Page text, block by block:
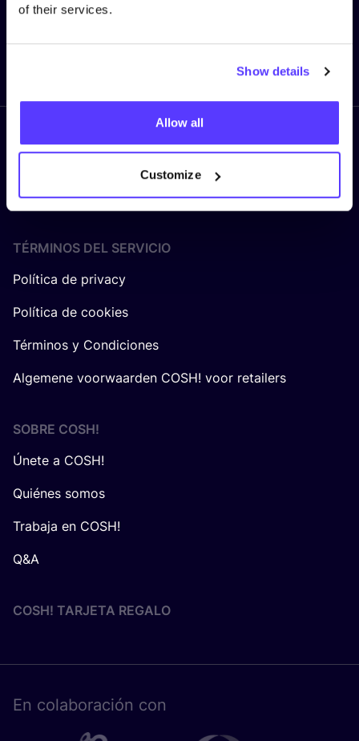
of their services.
Show details
Allow all
Customize
Síguenos
TÉRMINOS DEL SERVICIO
Política de privacy
Política de cookies
Términos y Condiciones
Algemene voorwaarden COSH! voor retailers
SOBRE COSH!
Únete a COSH!
Quiénes somos
Trabaja en COSH!
Q&A
COSH! TARJETA REGALO
En cola­bo­ra­ción con